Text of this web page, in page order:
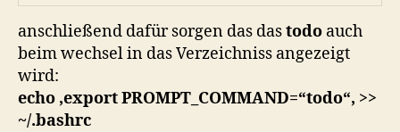
anschließend dafür sorgen das dastodo auch
beim wechsel in das Verzeichniss angezeigt
wird:
echo ‚export PROMPT_COMMAND=“todo“‚ >>
~/.bashrc